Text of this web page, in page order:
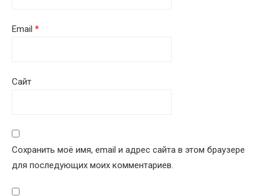
Email *
Сайт
Сохранить моё имя, email и адрес сайта в этом браузере
для последующих моих комментариев.